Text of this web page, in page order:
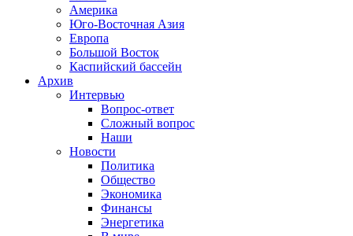
Америка
Юго-Восточная Азия
Европа
Большой Восток
Каспийский бассейн
Архив
Интервью
Вопрос-ответ
Сложный вопрос
Наши
Новости
Политика
Общество
Экономика
Финансы
Энергетика